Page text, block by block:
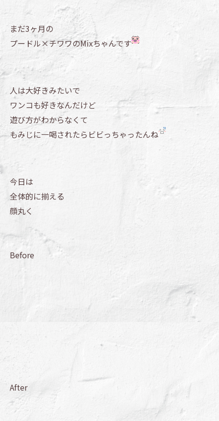
まだ3ヶ月の
プードル×チワワのMixちゃんです
人は大好きみたいで
ワンコも好きなんだけど
遊び方がわからなくて
もみじに一喝されたらビビっちゃったんね
今日は
全体的に揃える
顔丸く
Before
After